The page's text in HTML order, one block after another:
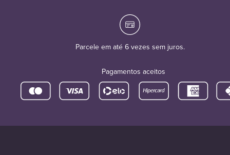
Parcele em até 6 vezes sem juros.
Pagamentos aceitos